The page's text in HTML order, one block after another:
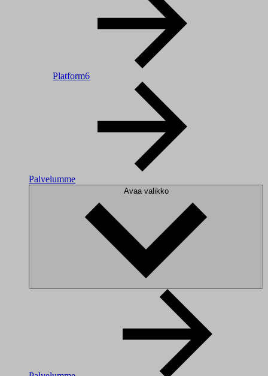
Platform6
Palvelumme
Avaa valikko